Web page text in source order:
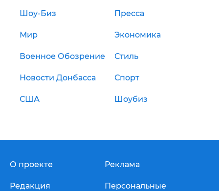
Шоу-Биз Пресса
Мир Экономика
Военное Обозрение Стиль
Новости Донбасса Спорт
США Шоубиз
О проекте
Редакция
Реклама
Персональные